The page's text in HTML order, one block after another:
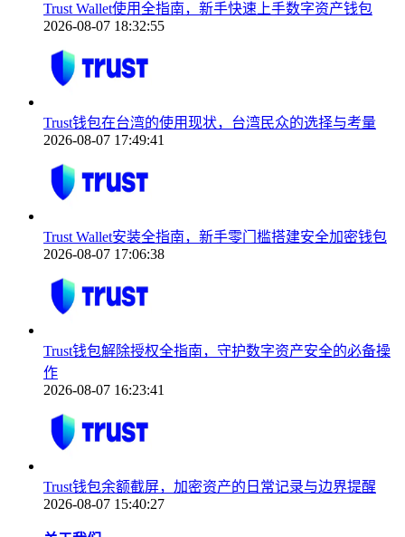
Trust Wallet使用全指南，新手快速上手数字资产钱包
2026-08-07 18:32:55
Trust钱包在台湾的使用现状，台湾民众的选择与考量
2026-08-07 17:49:41
Trust Wallet安装全指南，新手零门槛搭建安全加密钱包
2026-08-07 17:06:38
Trust钱包解除授权全指南，守护数字资产安全的必备操
作
2026-08-07 16:23:41
Trust钱包余额截屏，加密资产的日常记录与边界提醒
2026-08-07 15:40:27